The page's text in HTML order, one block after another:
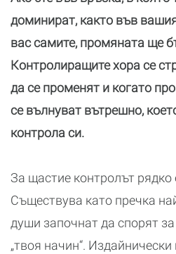
доминират, както във
вас самите, промяната ще
Контролиращите хора се
да се променят и когато
се вълнуват вътрешно,
контрола си.
За щастие контролът рядко
Съществува като пречка
души започнат да спорят
„твоя начин“.